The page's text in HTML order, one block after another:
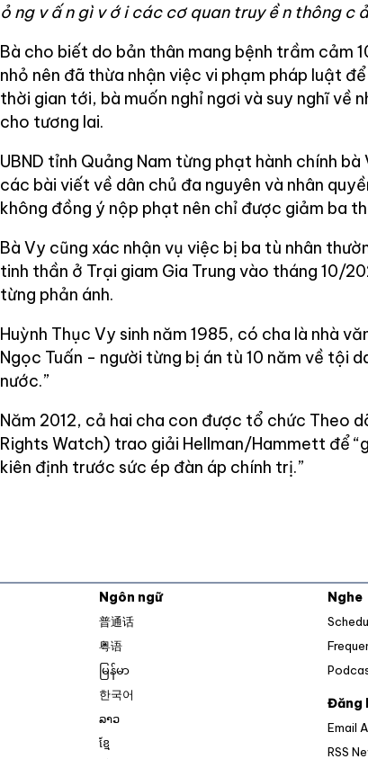
ỏ ng v ấ n gì v ớ i các cơ quan truy ề n thông c ả
Bà cho biết do bản thân mang bệnh trầm cảm
nhỏ nên đã thừa nhận việc vi phạm pháp luật
thời gian tới, bà muốn nghỉ ngơi và suy nghĩ về
cho tương lai.
UBND tỉnh Quảng Nam từng phạt hành chính
các bài viết về dân chủ đa nguyên và nhân
không đồng ý nộp phạt nên chỉ được giảm ba
Bà Vy cũng xác nhận vụ việc bị ba tù nhân
tinh thần ở Trại giam Gia Trung vào tháng 10/
từng phản ánh.
Huỳnh Thục Vy sinh năm 1985, có cha là nhà
Ngọc Tuấn - người từng bị án tù 10 năm về tội
nước.”
Năm 2012, cả hai cha con được tổ chức Theo
Rights Watch) trao giải Hellman/Hammett để
kiên định trước sức ép đàn áp chính trị.”
Ngôn ngữ
普通话
粤语
မြန်မာ
한국어
ລາວ
ខ្មែ
Nghe
Đăng
Email
RSS